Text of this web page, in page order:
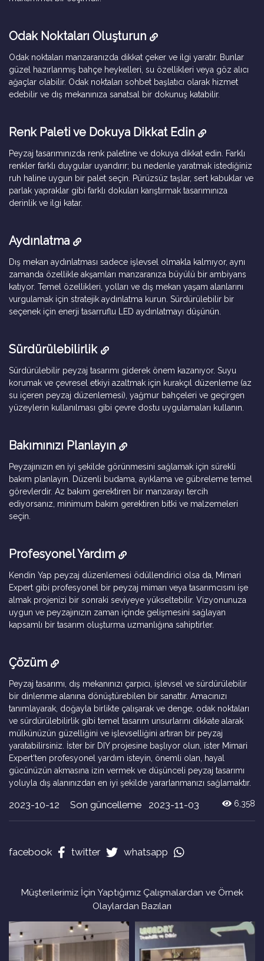
Odak Noktaları Oluşturun
Odak noktaları manzaranızda dikkat çeker ve ilgi yaratır. Bunlar
güzel hazırlanmış bahçe heykelleri, su özellikleri veya göz alıcı
ağaçlar olabilir. Odak noktaları sohbet başlatıcı olarak hizmet
edebilir ve dış mekanınıza sanatsal bir dokunuş katabilir.
Renk Paleti ve Dokuya Dikkat Edin
Peyzaj tasarımınızda renk paletine ve dokuya dikkat edin. Farklı
renkler farklı duygular uyandırır; bu nedenle yaratmak istediğiniz
ruh haline uygun bir palet seçin. Pürüzsüz taşlar, sert kabuklar ve
parlak yapraklar gibi farklı dokuları karıştırmak tasarımınıza
derinlik ve ilgi katar.
Aydınlatma
Dış mekan aydınlatması sadece işlevsel olmakla kalmıyor, aynı
zamanda özellikle akşamları manzaranıza büyülü bir ambiyans
katıyor. Temel özellikleri, yolları ve dış mekan yaşam alanlarını
vurgulamak için stratejik aydınlatma kurun. Sürdürülebilir bir
seçenek için enerji tasarruflu LED aydınlatmayı düşünün.
Sürdürülebilirlik
Sürdürülebilir peyzaj tasarımı giderek önem kazanıyor. Suyu
korumak ve çevresel etkiyi azaltmak için kurakçıl düzenleme (az
su içeren peyzaj düzenlemesi), yağmur bahçeleri ve geçirgen
yüzeylerin kullanılması gibi çevre dostu uygulamaları kullanın.
Bakımınızı Planlayın
Peyzajınızın en iyi şekilde görünmesini sağlamak için sürekli
bakım planlayın. Düzenli budama, ayıklama ve gübreleme temel
görevlerdir. Az bakım gerektiren bir manzarayı tercih
ediyorsanız, minimum bakım gerektiren bitki ve malzemeleri
seçin.
Profesyonel Yardım
Kendin Yap peyzaj düzenlemesi ödüllendirici olsa da, Mimari
Expert gibi profesyonel bir peyzaj mimarı veya tasarımcısını işe
almak projenizi bir sonraki seviyeye yükseltebilir. Vizyonunuza
uygun ve peyzajınızın zaman içinde gelişmesini sağlayan
kapsamlı bir tasarım oluşturma uzmanlığına sahiptirler.
Çözüm
Peyzaj tasarımı, dış mekanınızı çarpıcı, işlevsel ve sürdürülebilir
bir dinlenme alanına dönüştürebilen bir sanattır. Amacınızı
tanımlayarak, doğayla birlikte çalışarak ve denge, odak noktaları
ve sürdürülebilirlik gibi temel tasarım unsurlarını dikkate alarak
mülkünüzün güzelliğini ve işlevselliğini artıran bir peyzaj
yaratabilirsiniz. İster bir DIY projesine başlıyor olun, ister Mimari
Expert'ten profesyonel yardım isteyin, önemli olan, hayal
gücünüzün akmasına izin vermek ve düşünceli peyzaj tasarımı
yoluyla dış alanınızdan en iyi şekilde yararlanmanızı sağlamaktır.
2023-10-12 Son güncelleme 2023-11-03 6,358
facebook twitter whatsapp
Müşterilerimiz İçin Yaptığımız Çalışmalardan ve Örnek
Olaylardan Bazıları